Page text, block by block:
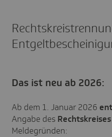
Das ist neu ab 2026:
Ab dem 1. Januar 2026
Angabe des Rechtskreises
Meldegründen: